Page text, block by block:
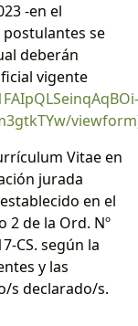
-en el
postulantes se
deberán
vigente
viewform
Vitae en
jurada
en el
2 de la Ord. Nº
CS. según la
y las
s declarado/s.